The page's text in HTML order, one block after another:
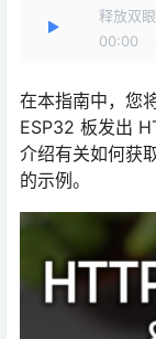
释放双
00:00
在本指南中，您
ESP32 板发出
介绍有关如何获
的示例。